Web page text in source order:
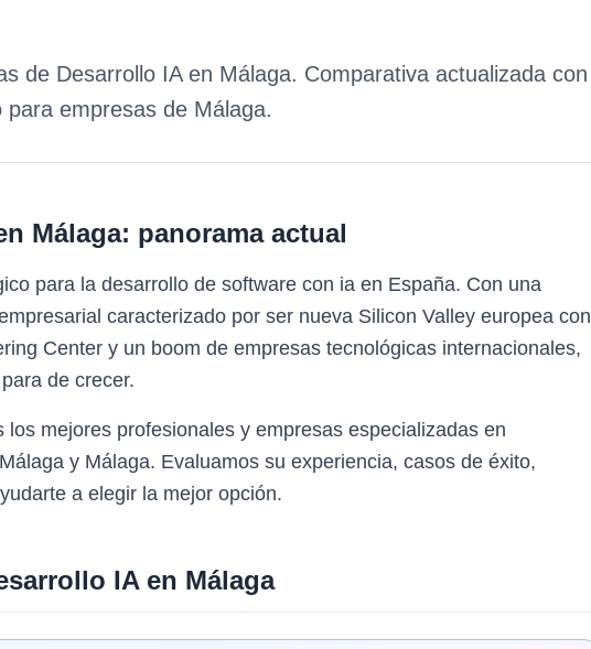
de Desarrollo IAen Málaga. Comparativa actualizada con
para empresas de Málaga.
Málaga: panorama actual
para la desarrollo de software con ia en España. Con una
caracterizado por ser nueva Silicon Valley europea con
Center y un boom de empresas tecnológicas internacionales,
de crecer.
mejores profesionales y empresas especializadas en
y Málaga. Evaluamos su experiencia, casos de éxito,
a elegir la mejor opción.
IAen Málaga